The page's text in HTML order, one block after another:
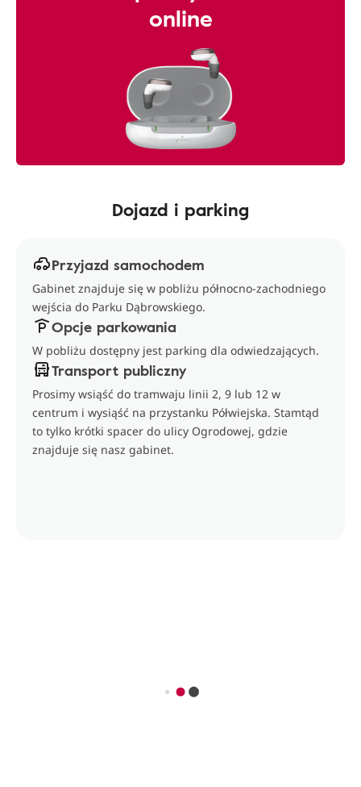
online
Dojazd i parking
Przyjazd samochodem
Gabinet znajduje się w pobliżu północno-zachodniego
wejścia do Parku Dąbrowskiego.
Opcje parkowania
W pobliżu dostępny jest parking dla odwiedzających.
Transport publiczny
Prosimy wsiąść do tramwaju linii 2, 9 lub 12 w
centrum i wysiąść na przystanku Półwiejska. Stamtąd
to tylko krótki spacer do ulicy Ogrodowej, gdzie
znajduje się nasz gabinet.